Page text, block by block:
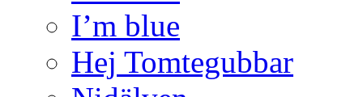
I’m blue
Hej Tomtegubbar